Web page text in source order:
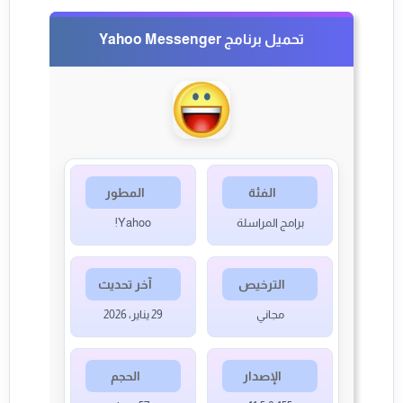
تحميل برنامج Yahoo Messenger
الفئة
برامج المراسلة
المطور
Yahoo!
الترخيص
مجاني
آخر تحديث
29 يناير، 2026
الإصدار الحجم